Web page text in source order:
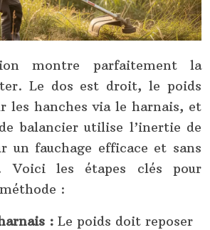
montre parfaitement la
Le dos est droit, le poids
les hanches via le harnais, et
balancier utilise l’inertie de
un fauchage efficace et sans
Voici les étapes clés pour
:
: Le poids doit reposer